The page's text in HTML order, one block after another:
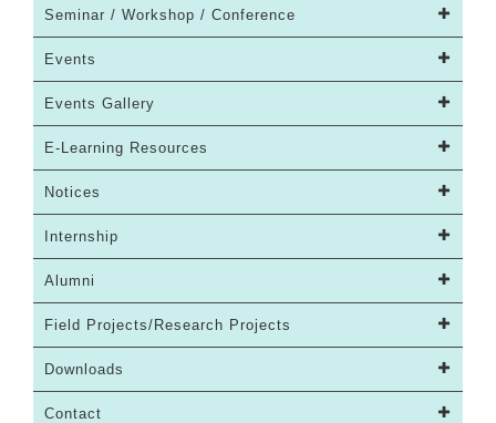
Seminar / Workshop / Conference
Events
Events Gallery
E-Learning Resources
Notices
Internship
Alumni
Field Projects/Research Projects
Downloads
Contact